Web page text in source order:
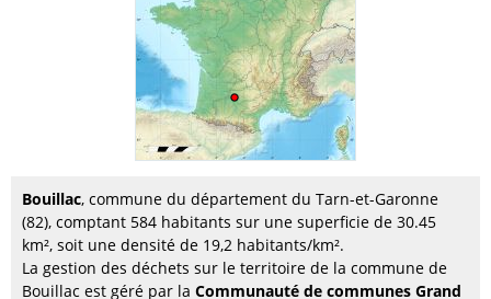
Bouillac, commune du département du Tarn-et-Garonne
(82), comptant 584 habitants sur une superficie de 30.45
km², soit une densité de 19,2 habitants/km².
La gestion des déchets sur le territoire de la commune de
Bouillac est géré par la Communauté de communes Grand